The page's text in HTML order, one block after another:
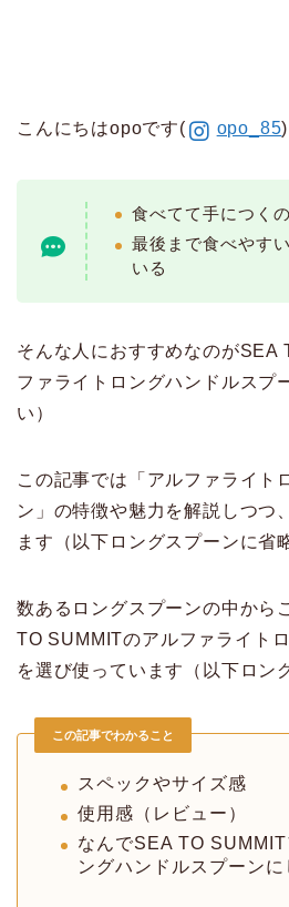
こんにちはopoです( opo_85)
食べてて手につく
最後まで食べやす
いる
そんな人におすすめなのがSEA
ファライトロングハンドルスプ
い）
この記事では「アルファライト
ン」の特徴や魅力を解説しつつ
ます（以下ロングスプーンに省
数あるロングスプーンの中から
TO SUMMITのアルファライト
を選び使っています（以下ロン
この記事でわかること
スペックやサイズ感
使用感（レビュー）
なんでSEA TO
ングハンドルスプーンに